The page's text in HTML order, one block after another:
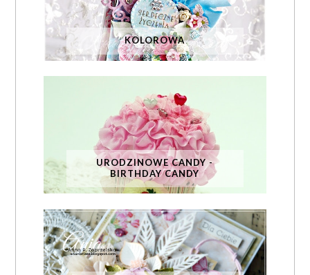
KOLOROWA
URODZINOWE CANDY -
BIRTHDAY CANDY